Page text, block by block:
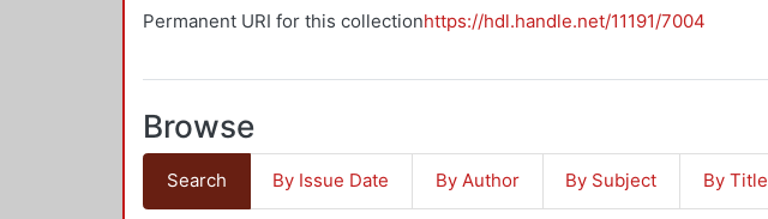
Permanent URI for this collectionhttps://hdl.handle.net/11191/7004
Browse
Search By Issue Date By Author By Subject By Title